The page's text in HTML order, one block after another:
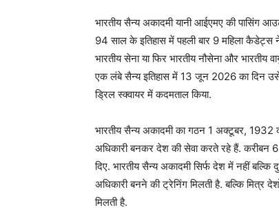
भारतीय सैन्य अकादमी यानी आईएमए की पासिंग
94 साल के इतिहास में पहली बार 9 महिला कैडेट्स
भारतीय सेना या फिर भारतीय नौसेना और भारतीय
एक लंबे सैन्य इतिहास में 13 जून 2026 का दिन
ड्रिल स्क्वायर में कदमताल किया.
भारतीय सैन्य अकादमी का गठन 1 अक्टूबर,
अधिकारी बनकर देश की सेवा करते रहे हैं. करीबन
दिए. भारतीय सैन्य अकादमी सिर्फ देश में नहीं
अधिकारी बनने की ट्रेनिंग मिलती है. बल्कि मित्र
मिलती है.